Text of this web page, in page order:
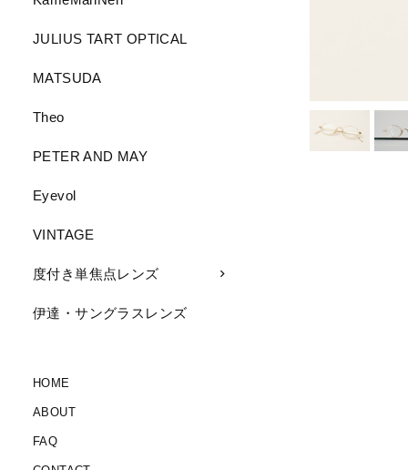
JULIUS TART OPTICAL
MATSUDA
Theo
PETER AND MAY
Eyevol
VINTAGE
度付き単焦点レンズ
伊達・サングラスレンズ
HOME
ABOUT
FAQ